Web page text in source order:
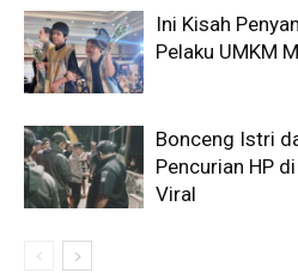
Ini Kisah
Pelaku UMKM
Bonceng Istri
Pencurian HP
Viral